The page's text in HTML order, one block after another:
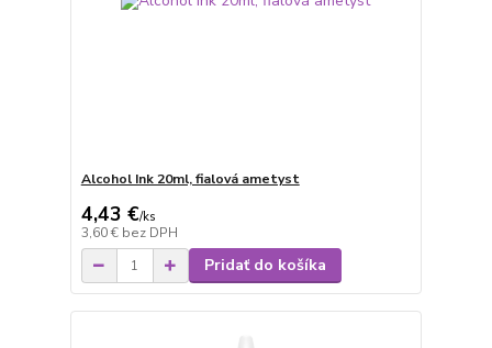
Alcohol Ink 20ml, fialová ametyst
4,43 €/ks
3,60 € bez DPH
Pridať do košíka